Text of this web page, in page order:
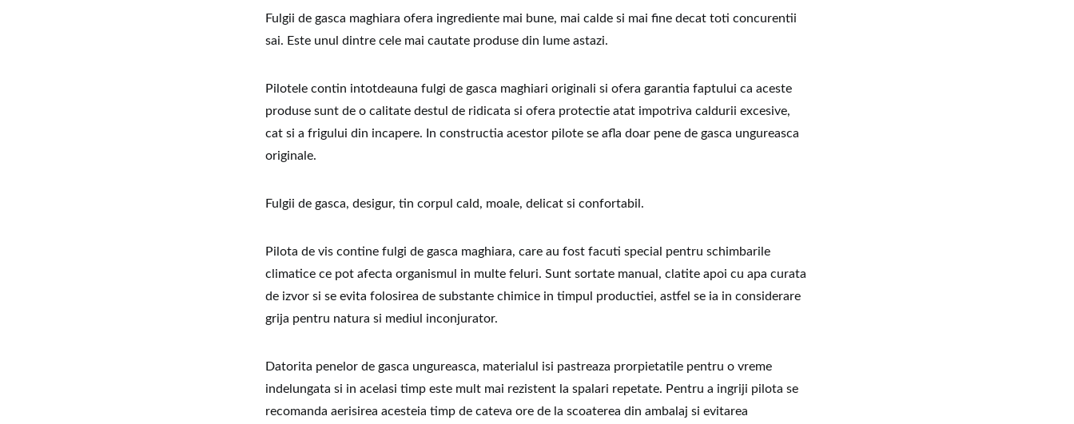
Fulgii de gasca maghiara ofera ingrediente mai bune, mai calde si mai fine decat toti concurentii
sai. Este unul dintre cele mai cautate produse din lume astazi.
Pilotele contin intotdeauna fulgi de gasca maghiari originali si ofera garantia faptului ca aceste
produse sunt de o calitate destul de ridicata si ofera protectie atat impotriva caldurii excesive,
cat si a frigului din incapere. In constructia acestor pilote se afla doar pene de gasca ungureasca
originale.
Fulgii de gasca, desigur, tin corpul cald, moale, delicat si confortabil.
Pilota de vis contine fulgi de gasca maghiara, care au fost facuti special pentru schimbarile
climatice ce pot afecta organismul in multe feluri. Sunt sortate manual, clatite apoi cu apa curata
de izvor si se evita folosirea de substante chimice in timpul productiei, astfel se ia in considerare
grija pentru natura si mediul inconjurator.
Datorita penelor de gasca ungureasca, materialul isi pastreaza prorpietatile pentru o vreme
indelungata si in acelasi timp este mult mai rezistent la spalari repetate. Pentru a ingriji pilota se
recomanda aerisirea acesteia timp de cateva ore de la scoaterea din ambalaj si evitarea